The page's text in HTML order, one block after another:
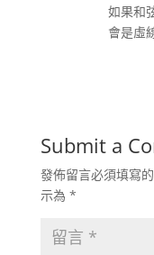
如果和
會是虛
Submit a
發佈留言必須填寫
示為 *